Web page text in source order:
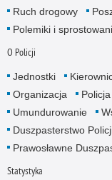
Ruch drogowy
Polemiki i
O Policji
Jednostki
Organizacja
Umundurowanie
Duszpasterstwo
Prawosławne
Statystyka